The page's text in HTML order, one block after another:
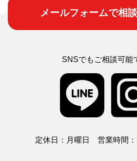
メールフォームで相談
SNSでもご相談可能
定休日：月曜日 営業時間